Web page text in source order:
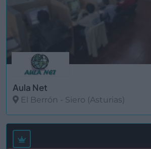
Aula Net
El Berrón - Siero (Asturias)